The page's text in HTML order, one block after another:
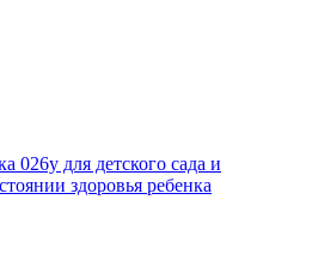
026у для детского сада и
здоровья ребенка